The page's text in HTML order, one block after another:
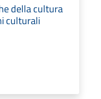
della cultura
culturali